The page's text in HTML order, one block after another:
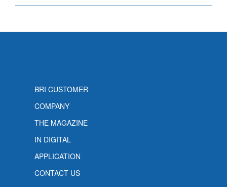
BRI CUSTOMER
COMPANY
THE MAGAZINE
IN DIGITAL
APPLICATION
CONTACT US